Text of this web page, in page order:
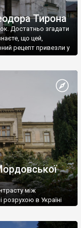
Тирона
Достатньо згадати
що цей,
рецепт привезли у
між
розрухою в Україні